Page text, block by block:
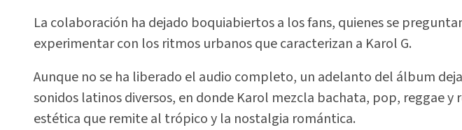
La colaboración ha dejado boquiabiertos a los fans, quienes se
experimentar con los ritmos urbanos que caracterizan a Karol G.
Aunque no se ha liberado el audio completo, un adelanto del álbum
sonidos latinos diversos, en donde Karol mezcla bachata, pop, reggae y
estética que remite al trópico y la nostalgia romántica.